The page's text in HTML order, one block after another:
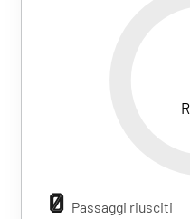
0 Passaggi riusciti